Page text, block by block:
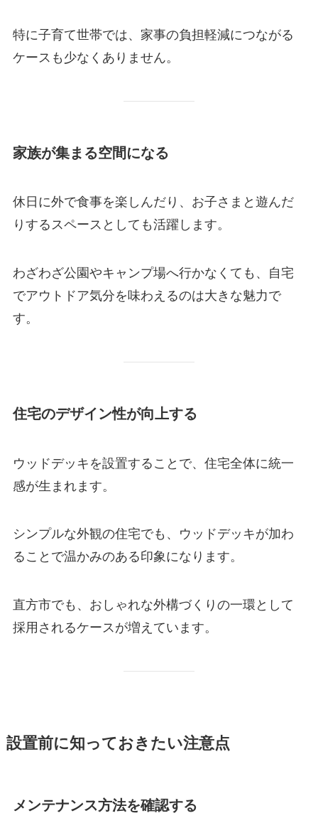
特に子育て世帯では、家事の負担軽減につながる
ケースも少なくありません。
家族が集まる空間になる
休日に外で食事を楽しんだり、お子さまと遊んだ
りするスペースとしても活躍します。
わざわざ公園やキャンプ場へ行かなくても、自宅
でアウトドア気分を味わえるのは大きな魅力で
す。
住宅のデザイン性が向上する
ウッドデッキを設置することで、住宅全体に統一
感が生まれます。
シンプルな外観の住宅でも、ウッドデッキが加わ
ることで温かみのある印象になります。
直方市でも、おしゃれな外構づくりの一環として
採用されるケースが増えています。
設置前に知っておきたい注意点
メンテナンス方法を確認する